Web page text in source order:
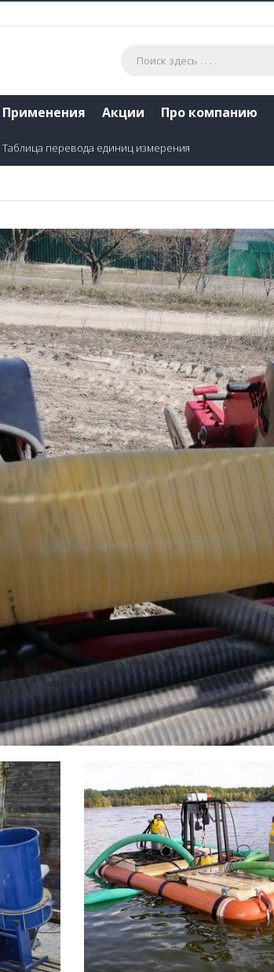
Применения Акции Про компанию
Таблица перевода единиц измерения